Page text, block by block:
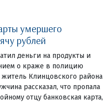
умершего
рублей
деньги на продукты и
о краже в полицию
Клинцовского района
рассказал, что пропала
отцу банковская карта,